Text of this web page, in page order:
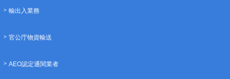
輸出入業務
官公庁物資輸送
AEO認定通関業者